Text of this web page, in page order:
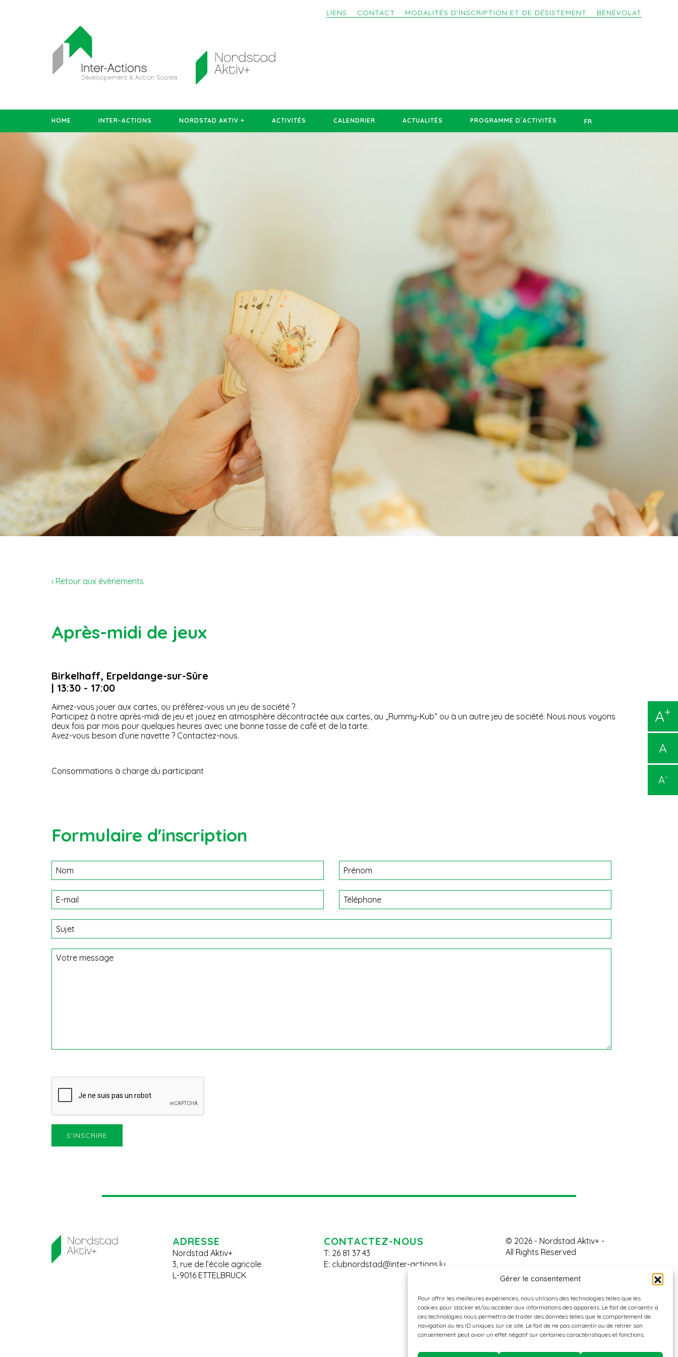
Gérer le consentement
Pour offrir les meilleures expériences, nous utilisons des technologies telles que les
cookies pour stocker et/ou accéder aux informations des appareils. Le fait de consentir à
ces technologies nous permettra de traiter des données telles que le comportement de
navigation ou les ID uniques sur ce site. Le fait de ne pas consentir ou de retirer son
consentement peut avoir un effet négatif sur certaines caractéristiques et fonctions.
LIENS CONTACT MODALITÉS D’INSCRIPTION ET DE DÉSISTEMENT BÉNÉVOLAT
HOME INTER-ACTIONS NORDSTAD AKTIV + ACTIVITÉS CALENDRIER ACTUALITÉS PROGRAMME D´ACTIVITÉS FR
A+
A
A-
‹ Retour aux évènements
Après-midi de jeux
Birkelhaff, Erpeldange-sur-Sûre
| 13:30 - 17:00
Aimez-vous jouer aux cartes, ou préférez-vous un jeu de société ?
Participez à notre après-midi de jeu et jouez en atmosphère décontractée aux cartes, au „Rummy-Kub“ ou à un autre jeu de société. Nous nous voyons
deux fois par mois pour quelques heures avec une bonne tasse de café et de la tarte.
Avez-vous besoin d’une navette ? Contactez-nous.
Consommations à charge du participant
Formulaire d'inscription
ADRESSE
Nordstad Aktiv+
3, rue de l’école agricole
L-9016 ETTELBRUCK
CONTACTEZ-NOUS
T: 26 81 37 43
E: clubnordstad@inter-actions.lu
© 2026 - Nordstad Aktiv+ -
All Rights Reserved